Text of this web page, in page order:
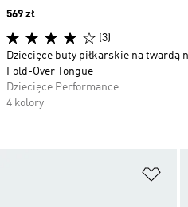
Price
569 zł
(3)
Dziecięce buty piłkarskie na twardą
Fold-Over Tongue
Dziecięce Performance
4 kolory